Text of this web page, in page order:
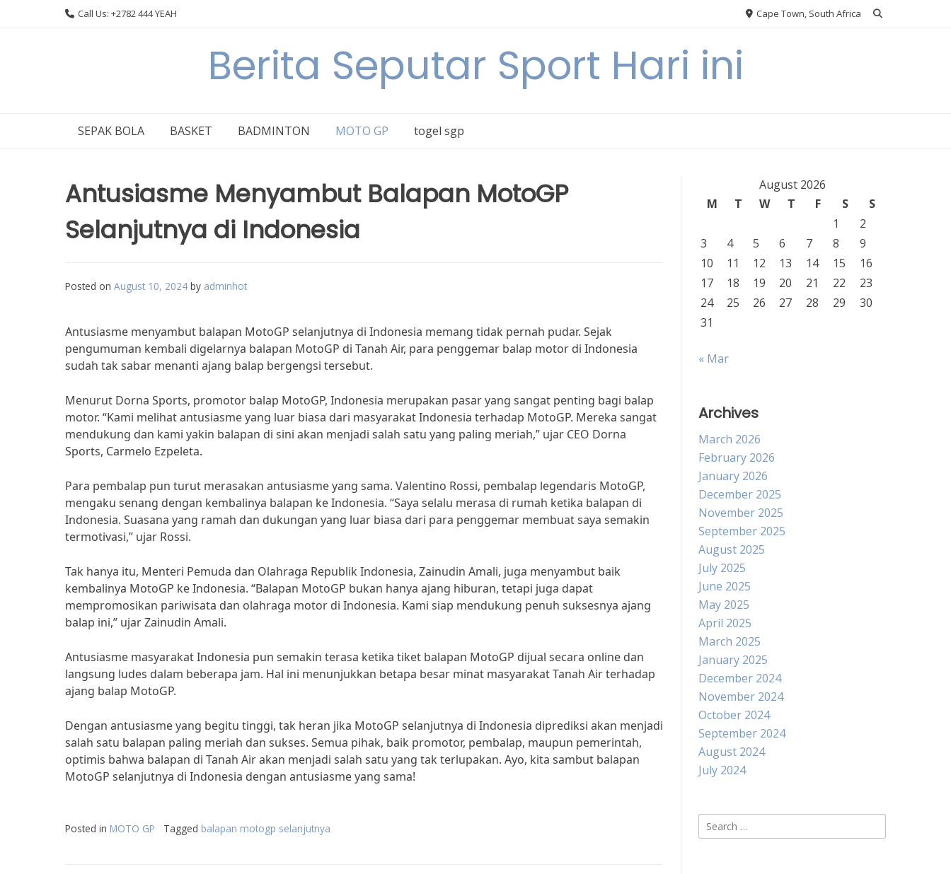
Call Us: +2782 444 YEAH Cape Town, South Africa
Berita Seputar Sport Hari ini
SEPAK BOLA BASKET BADMINTON MOTO GP togel sgp
Antusiasme Menyambut Balapan MotoGP
Selanjutnya di Indonesia
Posted on August 10, 2024 by adminhot
Antusiasme menyambut balapan MotoGP selanjutnya di Indonesia memang tidak pernah pudar. Sejak
pengumuman kembali digelarnya balapan MotoGP di Tanah Air, para penggemar balap motor di Indonesia
sudah tak sabar menanti ajang balap bergengsi tersebut.
Menurut Dorna Sports, promotor balap MotoGP, Indonesia merupakan pasar yang sangat penting bagi balap
motor. “Kami melihat antusiasme yang luar biasa dari masyarakat Indonesia terhadap MotoGP. Mereka sangat
mendukung dan kami yakin balapan di sini akan menjadi salah satu yang paling meriah,” ujar CEO Dorna
Sports, Carmelo Ezpeleta.
Para pembalap pun turut merasakan antusiasme yang sama. Valentino Rossi, pembalap legendaris MotoGP,
mengaku senang dengan kembalinya balapan ke Indonesia. “Saya selalu merasa di rumah ketika balapan di
Indonesia. Suasana yang ramah dan dukungan yang luar biasa dari para penggemar membuat saya semakin
termotivasi,” ujar Rossi.
Tak hanya itu, Menteri Pemuda dan Olahraga Republik Indonesia, Zainudin Amali, juga menyambut baik
kembalinya MotoGP ke Indonesia. “Balapan MotoGP bukan hanya ajang hiburan, tetapi juga dapat
mempromosikan pariwisata dan olahraga motor di Indonesia. Kami siap mendukung penuh suksesnya ajang
balap ini,” ujar Zainudin Amali.
Antusiasme masyarakat Indonesia pun semakin terasa ketika tiket balapan MotoGP dijual secara online dan
langsung ludes dalam beberapa jam. Hal ini menunjukkan betapa besar minat masyarakat Tanah Air terhadap
ajang balap MotoGP.
Dengan antusiasme yang begitu tinggi, tak heran jika MotoGP selanjutnya di Indonesia diprediksi akan menjadi
salah satu balapan paling meriah dan sukses. Semua pihak, baik promotor, pembalap, maupun pemerintah,
optimis bahwa balapan di Tanah Air akan menjadi salah satu yang tak terlupakan. Ayo, kita sambut balapan
MotoGP selanjutnya di Indonesia dengan antusiasme yang sama!
Posted in MOTO GP Tagged balapan motogp selanjutnya
August 2026
M
T W T F S
S
1
2
3
4 5 6 7 8
9
10
11 12 13 14 15
16
17
18 19 20 21 22
23
24
25 26 27 28 29
30
31
« Mar
Archives
March 2026
February 2026
January 2026
December 2025
November 2025
September 2025
August 2025
July 2025
June 2025
May 2025
April 2025
March 2025
January 2025
December 2024
November 2024
October 2024
September 2024
August 2024
July 2024
Search
for: